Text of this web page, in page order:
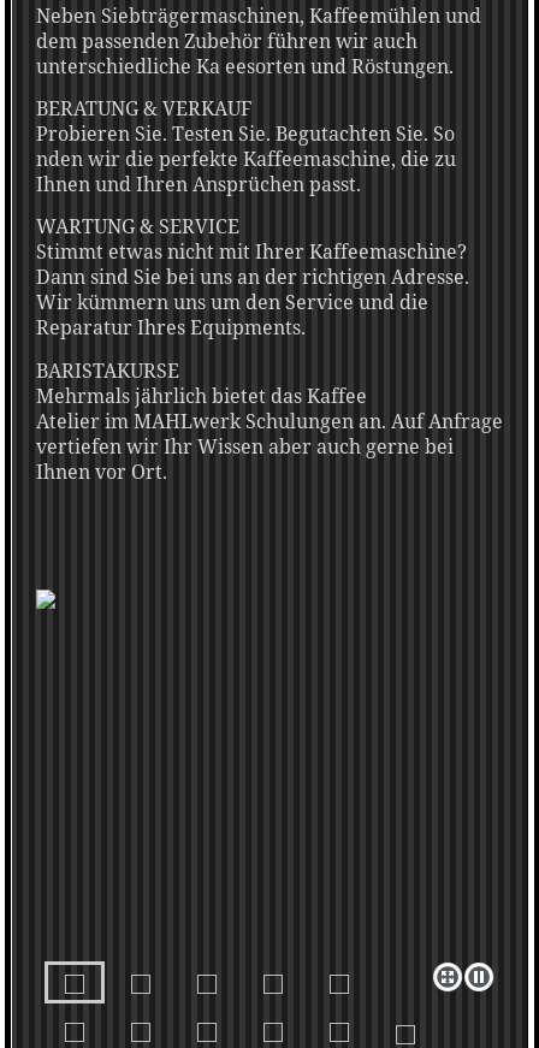
Neben Siebträgermaschinen, Kaffeemühlen und
dem passenden Zubehör führen wir auch
unterschiedliche Ka eesorten und Röstungen.
BERATUNG & VERKAUF
Probieren Sie. Testen Sie. Begutachten Sie. So
nden wir die perfekte Kaffeemaschine, die zu
Ihnen und Ihren Ansprüchen passt.
WARTUNG & SERVICE
Stimmt etwas nicht mit Ihrer Kaffeemaschine?
Dann sind Sie bei uns an der richtigen Adresse.
Wir kümmern uns um den Service und die
Reparatur Ihres Equipments.
BARISTAKURSE
Mehrmals jährlich bietet das Kaffee
Atelier im MAHLwerk Schulungen an. Auf Anfrage
vertiefen wir Ihr Wissen aber auch gerne bei
Ihnen vor Ort.